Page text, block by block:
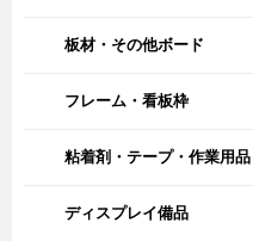
板材・その他ボード
フレーム・看板枠
粘着剤・テープ・作業用品
ディスプレイ備品